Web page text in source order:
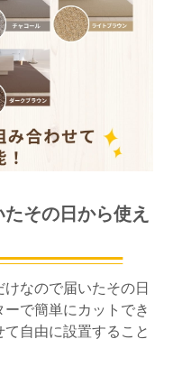
その日から使え
なので届いたその日
で簡単にカットでき
自由に設置すること